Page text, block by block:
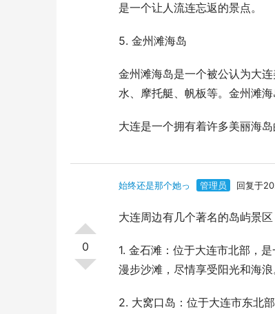
是一个让人流连忘返的景点。
5. 金州滩海岛
金州滩海岛是一个被公认为大
水、摩托艇、帆板等。金州滩
大连是一个拥有着许多美丽海
0
始终还是那个她っ 管理员 回复于
大连周边有几个著名的岛屿景
1. 金石滩：位于大连市北部，
漫步沙滩，尽情享受阳光和海浪
2. 大窝口岛：位于大连市东北